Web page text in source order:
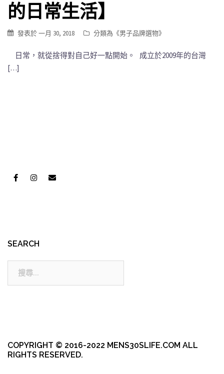
的日常生活】
發表於一月 30, 2018 分類為《男子品牌選物》
日常，就從捨得對自己好一點開始。 成立於2009年的台灣
[…]
SEARCH
COPYRIGHT © 2016-2022 MENS30SLIFE.COM ALL
RIGHTS RESERVED.